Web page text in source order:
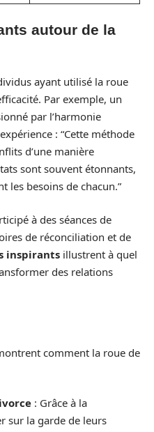
autour de la
ayant utilisé la roue
Par exemple, un
par l’harmonie
: “Cette méthode
d’une manière
sont souvent étonnants,
les besoins de chacun.”
à des séances de
de réconciliation et de
inspirants illustrent à quel
des relations
comment la roue de
: Grâce à la
sur la garde de leurs